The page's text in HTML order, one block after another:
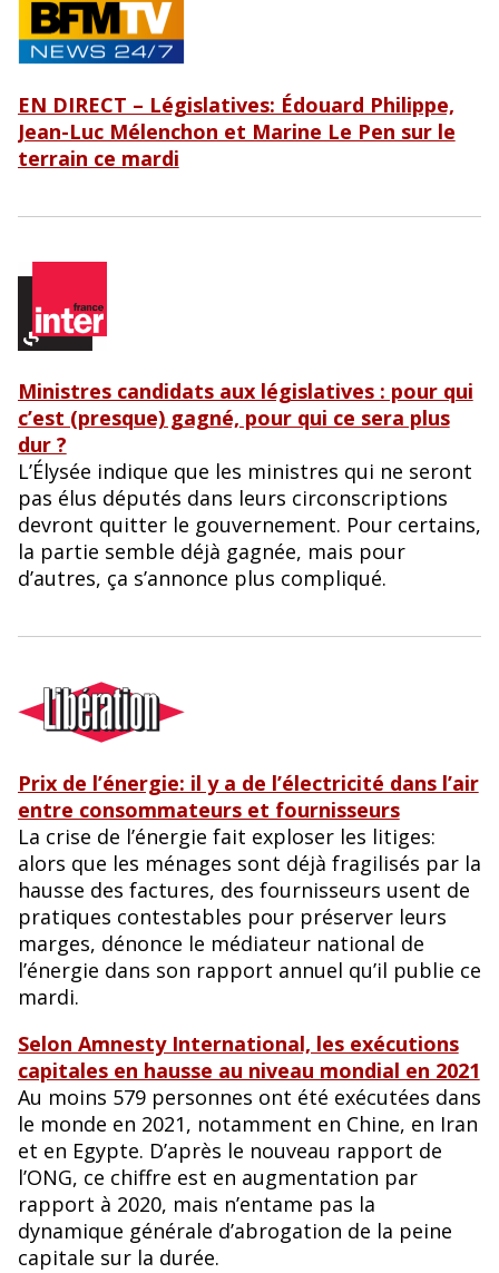
EN DIRECT – Législatives: Édouard Philippe,
Jean-Luc Mélenchon et Marine Le Pen sur le
terrain ce mardi
Ministres candidats aux législatives : pour qui
c’est (presque) gagné, pour qui ce sera plus
dur ?
L’Élysée indique que les ministres qui ne seront
pas élus députés dans leurs circonscriptions
devront quitter le gouvernement. Pour certains,
la partie semble déjà gagnée, mais pour
d’autres, ça s’annonce plus compliqué.
Prix de l’énergie: il y a de l’électricité dans l’air
entre consommateurs et fournisseurs
La crise de l’énergie fait exploser les litiges:
alors que les ménages sont déjà fragilisés par la
hausse des factures, des fournisseurs usent de
pratiques contestables pour préserver leurs
marges, dénonce le médiateur national de
l’énergie dans son rapport annuel qu’il publie ce
mardi.
Selon Amnesty International, les exécutions
capitales en hausse au niveau mondial en 2021
Au moins 579 personnes ont été exécutées dans
le monde en 2021, notamment en Chine, en Iran
et en Egypte. D’après le nouveau rapport de
l’ONG, ce chiffre est en augmentation par
rapport à 2020, mais n’entame pas la
dynamique générale d’abrogation de la peine
capitale sur la durée.